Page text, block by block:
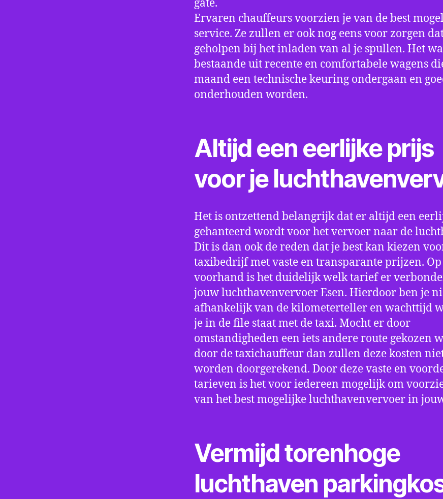
gate.
Ervaren chauffeurs voorzien je van de best
service. Ze zullen er ook nog eens voor zorgen
geholpen bij het inladen van al je spullen. Het
bestaande uit recente en comfortabele wagens
maand een technische keuring ondergaan en
onderhouden worden.
Altijd een eerlijke prijs
voor je
Het is ontzettend belangrijk dat er altijd een
gehanteerd wordt voor het vervoer naar de
Dit is dan ook de reden dat je best kan kiezen
taxibedrijf met vaste en transparante prijzen. Op
voorhand is het duidelijk welk tarief er
jouw luchthavenvervoer Esen. Hierdoor ben je
afhankelijk van de kilometerteller en wachttijd
je in de file staat met de taxi. Mocht er door
omstandigheden een iets andere route gekozen
door de taxichauffeur dan zullen deze kosten
worden doorgerekend. Door deze vaste en
tarieven is het voor iedereen mogelijk om
van het best mogelijke luchthavenvervoer in
Vermijd torenhoge
luchthaven